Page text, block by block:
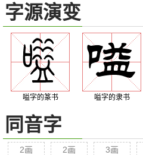
字源演变
嗌字的篆书 嗌字的隶书
同音字
2画 2画 3画